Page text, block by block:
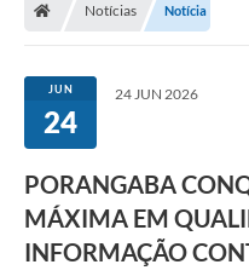
Notícias Notícia
JUN
24
24 JUN 2026
PORANGABA
MÁXIMA EM
INFORMAÇÃO